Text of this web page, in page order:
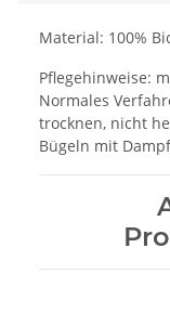
Material: 100%
Pflegehinweise:
Normales
trocknen, nicht
Bügeln mit